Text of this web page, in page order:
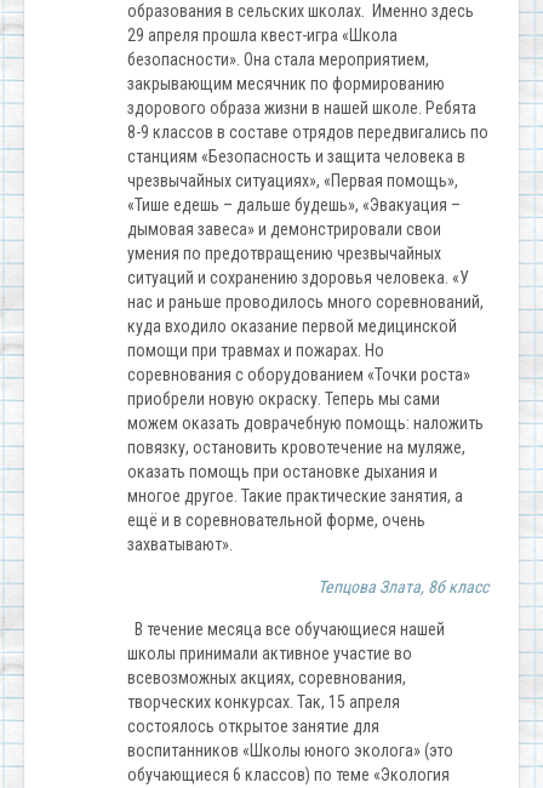
образования в сельских школах. Именно здесь
29 апреля прошла квест-игра «Школа
безопасности». Она стала мероприятием,
закрывающим месячник по формированию
здорового образа жизни в нашей школе. Ребята
8-9 классов в составе отрядов передвигались по
станциям «Безопасность и защита человека в
чрезвычайных ситуациях», «Первая помощь»,
«Тише едешь – дальше будешь», «Эвакуация –
дымовая завеса» и демонстрировали свои
умения по предотвращению чрезвычайных
ситуаций и сохранению здоровья человека. «У
нас и раньше проводилось много соревнований,
куда входило оказание первой медицинской
помощи при травмах и пожарах. Но
соревнования с оборудованием «Точки роста»
приобрели новую окраску. Теперь мы сами
можем оказать доврачебную помощь: наложить
повязку, остановить кровотечение на муляже,
оказать помощь при остановке дыхания и
многое другое. Такие практические занятия, а
ещё и в соревновательной форме, очень
захватывают».
Тепцова Злата, 8б класс
В течение месяца все обучающиеся нашей
школы принимали активное участие во
всевозможных акциях, соревнования,
творческих конкурсах. Так, 15 апреля
состоялось открытое занятие для
воспитанников «Школы юного эколога» (это
обучающиеся 6 классов) по теме «Экология